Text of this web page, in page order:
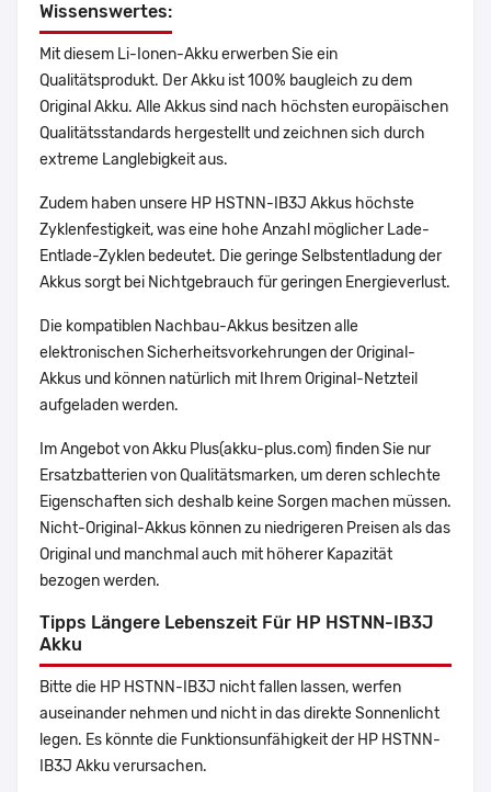
Wissenswertes:
Mit diesem Li-Ionen-Akku erwerben Sie ein
Qualitätsprodukt. Der Akku ist 100% baugleich zu dem
Original Akku. Alle Akkus sind nach höchsten europäischen
Qualitätsstandards hergestellt und zeichnen sich durch
extreme Langlebigkeit aus.
Zudem haben unsere HP HSTNN-IB3J Akkus höchste
Zyklenfestigkeit, was eine hohe Anzahl möglicher Lade-
Entlade-Zyklen bedeutet. Die geringe Selbstentladung der
Akkus sorgt bei Nichtgebrauch für geringen Energieverlust.
Die kompatiblen Nachbau-Akkus besitzen alle
elektronischen Sicherheitsvorkehrungen der Original-
Akkus und können natürlich mit Ihrem Original-Netzteil
aufgeladen werden.
Im Angebot von Akku Plus(akku-plus.com) finden Sie nur
Ersatzbatterien von Qualitätsmarken, um deren schlechte
Eigenschaften sich deshalb keine Sorgen machen müssen.
Nicht-Original-Akkus können zu niedrigeren Preisen als das
Original und manchmal auch mit höherer Kapazität
bezogen werden.
Tipps Längere Lebenszeit Für HP HSTNN-IB3J
Akku
Bitte die HP HSTNN-IB3J nicht fallen lassen, werfen
auseinander nehmen und nicht in das direkte Sonnenlicht
legen. Es könnte die Funktionsunfähigkeit der HP HSTNN-
IB3J Akku verursachen.